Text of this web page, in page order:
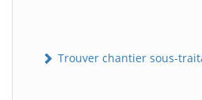
Trouver chantier sous-